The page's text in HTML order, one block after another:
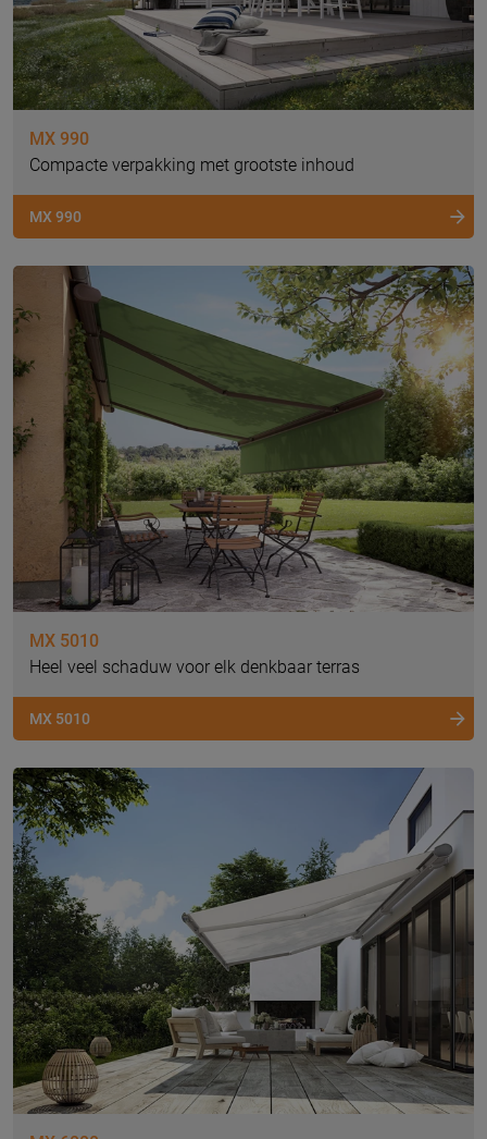
MX 990
Compacte verpakking met grootste inhoud
MX 990
MX 5010
Heel veel schaduw voor elk denkbaar terras
MX 5010